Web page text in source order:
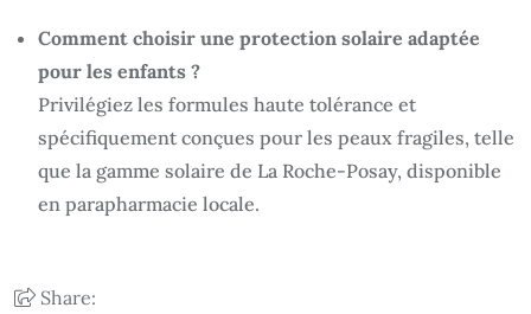
Comment choisir une protection solaire adaptée
pour les enfants ?
Privilégiez les formules haute tolérance et
spécifiquement conçues pour les peaux fragiles, telle
que la gamme solaire de La Roche-Posay, disponible
en parapharmacie locale.
Share: